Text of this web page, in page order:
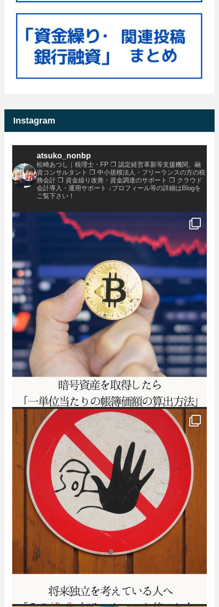
Instagram
atsuko_nonbp
松崎あつし｜税理士・FP ❐ 認定経営革新等支援機関、融
資コンサルタント ❐ 中小規模法人・フリーランスの方の税
務会計❐ 資金繰り改善・資金調達のサポート ❐ クラウド
会計導入・運用サポート ↓プロフィール等の詳細はBlogを
ご覧下さい！